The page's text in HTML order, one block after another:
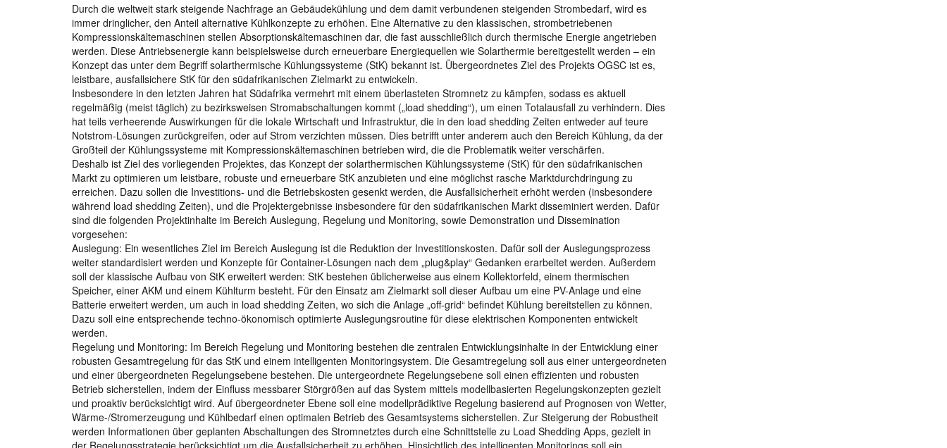
Durch die weltweit stark steigende Nachfrage an Gebäudekühlung und dem damit verbundenen steigenden Strombedarf, wird es
immer dringlicher, den Anteil alternative Kühlkonzepte zu erhöhen. Eine Alternative zu den klassischen, strombetriebenen
Kompressionskältemaschinen stellen Absorptionskältemaschinen dar, die fast ausschließlich durch thermische Energie angetrieben
werden. Diese Antriebsenergie kann beispielsweise durch erneuerbare Energiequellen wie Solarthermie bereitgestellt werden – ein
Konzept das unter dem Begriff solarthermische Kühlungssysteme (StK) bekannt ist. Übergeordnetes Ziel des Projekts OGSC ist es,
leistbare, ausfallsichere StK für den südafrikanischen Zielmarkt zu entwickeln.
Insbesondere in den letzten Jahren hat Südafrika vermehrt mit einem überlasteten Stromnetz zu kämpfen, sodass es aktuell
regelmäßig (meist täglich) zu bezirksweisen Stromabschaltungen kommt („load shedding“), um einen Totalausfall zu verhindern. Dies
hat teils verheerende Auswirkungen für die lokale Wirtschaft und Infrastruktur, die in den load shedding Zeiten entweder auf teure
Notstrom-Lösungen zurückgreifen, oder auf Strom verzichten müssen. Dies betrifft unter anderem auch den Bereich Kühlung, da der
Großteil der Kühlungssysteme mit Kompressionskältemaschinen betrieben wird, die die Problematik weiter verschärfen.
Deshalb ist Ziel des vorliegenden Projektes, das Konzept der solarthermischen Kühlungssysteme (StK) für den südafrikanischen
Markt zu optimieren um leistbare, robuste und erneuerbare StK anzubieten und eine möglichst rasche Marktdurchdringung zu
erreichen. Dazu sollen die Investitions- und die Betriebskosten gesenkt werden, die Ausfallsicherheit erhöht werden (insbesondere
während load shedding Zeiten), und die Projektergebnisse insbesondere für den südafrikanischen Markt disseminiert werden. Dafür
sind die folgenden Projektinhalte im Bereich Auslegung, Regelung und Monitoring, sowie Demonstration und Dissemination
vorgesehen:
Auslegung: Ein wesentliches Ziel im Bereich Auslegung ist die Reduktion der Investitionskosten. Dafür soll der Auslegungsprozess
weiter standardisiert werden und Konzepte für Container-Lösungen nach dem „plug&play“ Gedanken erarbeitet werden. Außerdem
soll der klassische Aufbau von StK erweitert werden: StK bestehen üblicherweise aus einem Kollektorfeld, einem thermischen
Speicher, einer AKM und einem Kühlturm besteht. Für den Einsatz am Zielmarkt soll dieser Aufbau um eine PV-Anlage und eine
Batterie erweitert werden, um auch in load shedding Zeiten, wo sich die Anlage „off-grid“ befindet Kühlung bereitstellen zu können.
Dazu soll eine entsprechende techno-ökonomisch optimierte Auslegungsroutine für diese elektrischen Komponenten entwickelt
werden.
Regelung und Monitoring: Im Bereich Regelung und Monitoring bestehen die zentralen Entwicklungsinhalte in der Entwicklung einer
robusten Gesamtregelung für das StK und einem intelligenten Monitoringsystem. Die Gesamtregelung soll aus einer untergeordneten
und einer übergeordneten Regelungsebene bestehen. Die untergeordnete Regelungsebene soll einen effizienten und robusten
Betrieb sicherstellen, indem der Einfluss messbarer Störgrößen auf das System mittels modellbasierten Regelungskonzepten gezielt
und proaktiv berücksichtigt wird. Auf übergeordneter Ebene soll eine modellprädiktive Regelung basierend auf Prognosen von Wetter,
Wärme-/Stromerzeugung und Kühlbedarf einen optimalen Betrieb des Gesamtsystems sicherstellen. Zur Steigerung der Robustheit
werden Informationen über geplanten Abschaltungen des Stromnetztes durch eine Schnittstelle zu Load Shedding Apps, gezielt in
der Regelungsstrategie berücksichtigt um die Ausfallsicherheit zu erhöhen. Hinsichtlich des intelligenten Monitorings soll ein